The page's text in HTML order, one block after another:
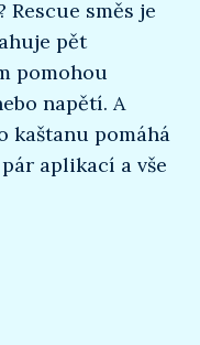
směs je
pět
pomohou
napětí. A
kaštanu pomáhá
aplikací a vše